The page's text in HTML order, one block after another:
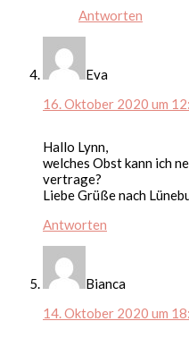
Antworten
Eva
16. Oktober 2020 um
Hallo Lynn,
welches Obst kann ich
vertrage?
Liebe Grüße nach
Antworten
Bianca
14. Oktober 2020 um